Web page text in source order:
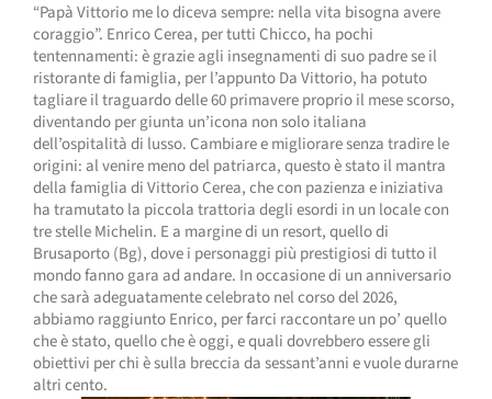
“Papà Vittorio me lo diceva sempre: nella vita bisogna avere
coraggio”. Enrico Cerea, per tutti Chicco, ha pochi
tentennamenti: è grazie agli insegnamenti di suo padre se il
ristorante di famiglia, per l’appunto Da Vittorio, ha potuto
tagliare il traguardo delle 60 primavere proprio il mese scorso,
diventando per giunta un’icona non solo italiana
dell’ospitalità di lusso. Cambiare e migliorare senza tradire le
origini: al venire meno del patriarca, questo è stato il mantra
della famiglia di Vittorio Cerea, che con pazienza e iniziativa
ha tramutato la piccola trattoria degli esordi in un locale con
tre stelle Michelin. E a margine di un resort, quello di
Brusaporto (Bg), dove i personaggi più prestigiosi di tutto il
mondo fanno gara ad andare. In occasione di un anniversario
che sarà adeguatamente celebrato nel corso del 2026,
abbiamo raggiunto Enrico, per farci raccontare un po’ quello
che è stato, quello che è oggi, e quali dovrebbero essere gli
obiettivi per chi è sulla breccia da sessant’anni e vuole durarne
altri cento.